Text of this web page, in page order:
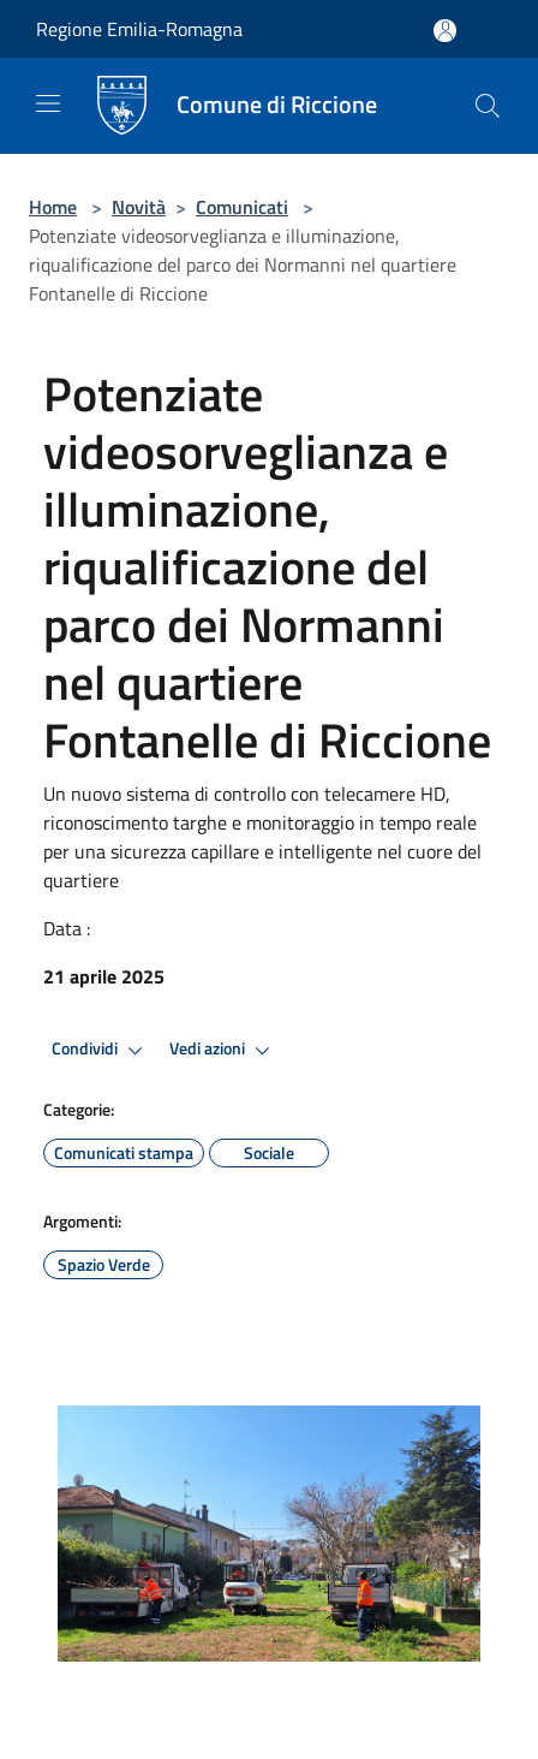
Regione Emilia-Romagna
Comune di Riccione
Home > Novità > Comunicati >
Potenziate videosorveglianza e illuminazione,
riqualificazione del parco dei Normanni nel quartiere
Fontanelle di Riccione
Potenziate
videosorveglianza e
illuminazione,
riqualificazione del
parco dei Normanni
nel quartiere
Fontanelle di Riccione
Un nuovo sistema di controllo con telecamere HD,
riconoscimento targhe e monitoraggio in tempo reale
per una sicurezza capillare e intelligente nel cuore del
quartiere
Data :
21 aprile 2025
Condividi Vedi azioni
Categorie:
Comunicati stampa
Sociale
Argomenti:
Spazio Verde